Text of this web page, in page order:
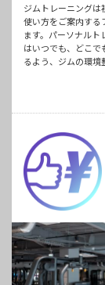
ジムトレーニングは
使い方をご案内する
ます。パーソナルト
はいつでも、どこ
るよう、ジムの環境